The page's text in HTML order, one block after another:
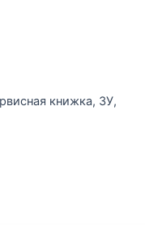
книжка, ЗУ,